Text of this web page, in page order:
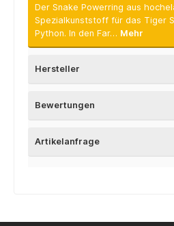
Der Snake Powerring aus
Spezialkunststoff für das Tiger
Python. In den Far… Mehr
Hersteller
Bewertungen
Artikelanfrage